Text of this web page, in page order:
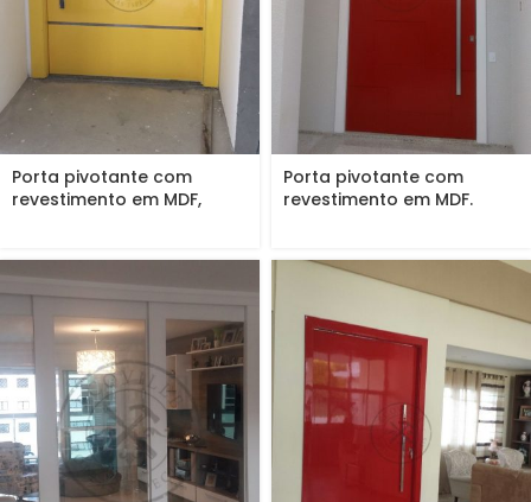
Porta pivotante com
revestimento em MDF,
Porta pivotante com
revestimento em MDF.